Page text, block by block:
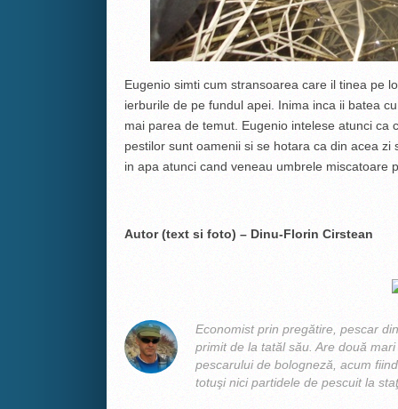
Eugenio simti cum stransoarea care il tinea pe
ierburile de pe fundul apei. Inima inca ii batea
mai parea de temut. Eugenio intelese atunci
pestilor sunt oamenii si se hotara ca din acea
in apa atunci cand veneau umbrele miscatoare
Autor (text si foto) – Dinu-Florin Cirstean
Economist prin pregătire, pescar
primit de la tatăl său. Are două
pescarului de bologneză, acum
totuşi nici partidele de pescuit la